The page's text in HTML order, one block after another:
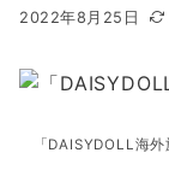
2022年8月25日
「DAISYDOLL海